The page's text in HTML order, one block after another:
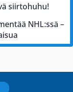
siirtohuhu!
NHL:ssä –